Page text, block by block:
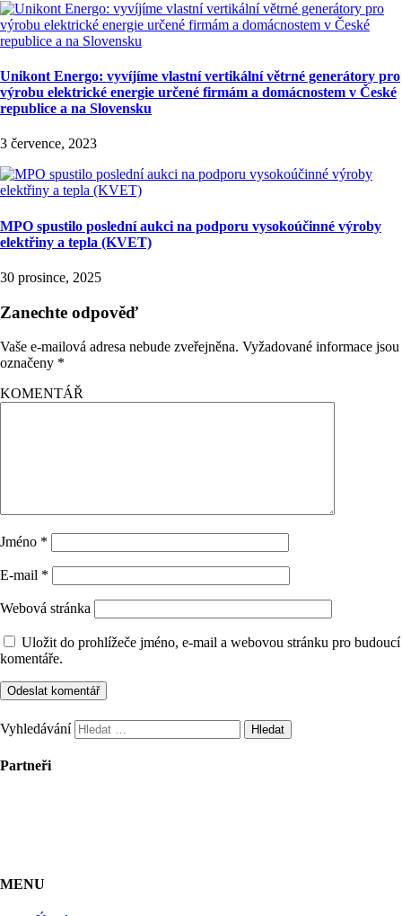
Unikont Energo: vyvíjíme vlastní vertikální větrné generátory pro
výrobu elektrické energie určené firmám a domácnostem v České
republice a na Slovensku
3 července, 2023
MPO spustilo poslední aukci na podporu vysokoúčinné výroby
elektřiny a tepla (KVET)
30 prosince, 2025
Zanechte odpověď
Vaše e-mailová adresa nebude zveřejněna. Vyžadované informace jsou
označeny *
KOMENTÁŘ
Jméno *
E-mail *
Webová stránka
Uložit do prohlížeče jméno, e-mail a webovou stránku pro budoucí
komentáře.
Vyhledávání
Partneři
MENU